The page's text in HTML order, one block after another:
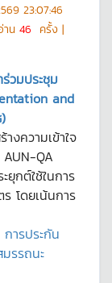
23:07:46
น 46 ครั้ง |
วมประชุม
and
งความเข้าใจ
QA
ยุกต์ใช้ในการ
โดยเน้นการ
การประกัน
รรถนะ